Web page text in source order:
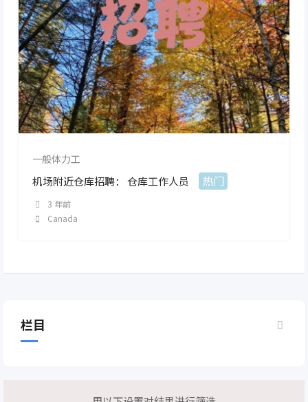
一般体力工
机场附近仓库招聘： 仓库工作人员 热门
3 年前
Canada
栏目